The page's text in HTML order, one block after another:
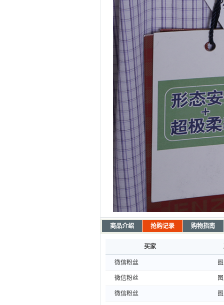
商品介绍 抢购记录 购物指南
买家
微信粉丝
微信粉丝
微信粉丝